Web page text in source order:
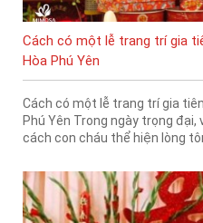
Cách có một lễ trang trí gia
Hòa Phú Yên
Cách có một lễ trang trí gia
Phú Yên Trong ngày trọng
cách con cháu thể hiện lòng